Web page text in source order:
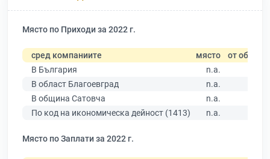
Място по Приходи за 2022 г.
сред компаниите място от общо
В България
n.a.
В област Благоевград
n.a.
В община Сатовча
n.a.
По код на икономическа дейност (1413)
n.a.
Място по Заплати за 2022 г.